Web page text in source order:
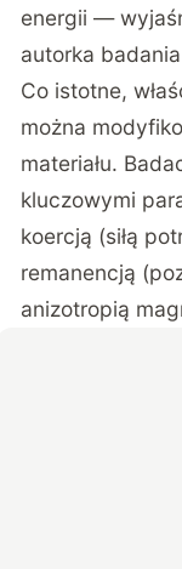
energii —
autorka badania
Co istotne,
można
materiału.
kluczowymi
koercją (siłą
remanencją
anizotropią